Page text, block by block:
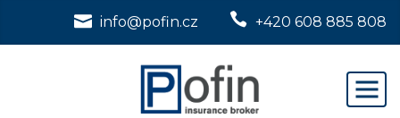
 info@pofin.cz  +420 608 885 808